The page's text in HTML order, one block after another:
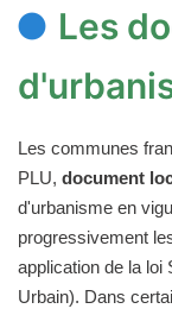
Les
Les communes
PLU, document
d'urbanisme en
progressivement
application de la loi
Urbain). Dans